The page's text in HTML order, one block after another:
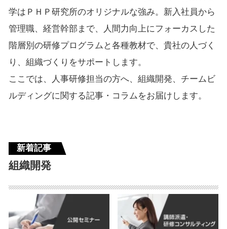
学はＰＨＰ研究所のオリジナルな強み。新入社員から
管理職、経営幹部まで、人間力向上にフォーカスした
階層別の研修プログラムと各種教材で、貴社の人づく
り、組織づくりをサポートします。
ここでは、人事研修担当の方へ、組織開発、チームビ
ルディングに関する記事・コラムをお届けします。
新着記事
組織開発